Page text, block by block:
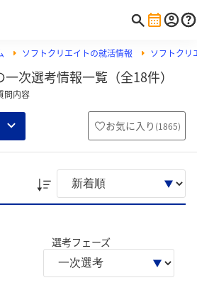
ソフトクリエイトの就活情報 ソフトクリ
次選考情報一覧（全18件）
問内容
お気に入り (1865)
選考フェーズ